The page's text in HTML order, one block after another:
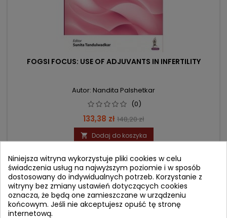
FOGSI FOCUS: USE OF ADJUVANTS IN INFERTILITY
Autor: Nandita Palshetkar
(0)
Cena
133,38 zł Cena
podstawowa
148,20 zł
 Dodaj do koszyka
- 20,28 zł
favorite_border
Niniejsza witryna wykorzystuje pliki cookies w celu
świadczenia usług na najwyższym poziomie i w sposób
dostosowany do indywidualnych potrzeb. Korzystanie z
witryny bez zmiany ustawień dotyczących cookies
oznacza, że będą one zamieszczane w urządzeniu
końcowym. Jeśli nie akceptujesz opuść tę stronę
internetową.